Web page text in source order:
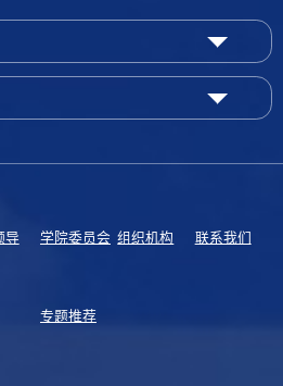
导 学院委员会 组织机构 联系我们
专题推荐